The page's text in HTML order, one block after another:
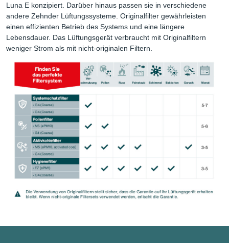
Luna E konzipiert. Darüber hinaus passen sie in verschiedene
andere Zehnder Lüftungssysteme. Originalfilter gewährleisten
einen effizienten Betrieb des Systems und eine längere
Lebensdauer. Das Lüftungsgerät verbraucht mit Originalfiltern
weniger Strom als mit nicht-originalen Filtern.